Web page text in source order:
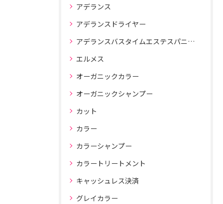
アデランス
アデランスドライヤー
アデランスバスタイムエステスパニスト
エルメス
オーガニックカラー
オーガニックシャンプー
カット
カラー
カラーシャンプー
カラートリートメント
キャッシュレス決済
グレイカラー